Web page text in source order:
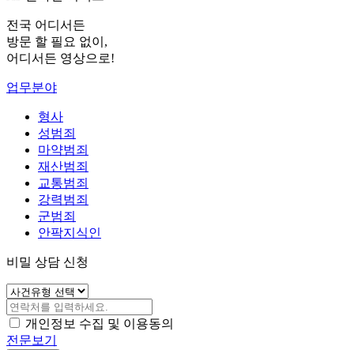
전국 어디서든
방문 할 필요 없이,
어디서든 영상으로!
업무분야
형사
성범죄
마약범죄
재산범죄
교통범죄
강력범죄
군범죄
안팍지식인
비밀 상담 신청
개인정보 수집 및 이용동의
전문보기